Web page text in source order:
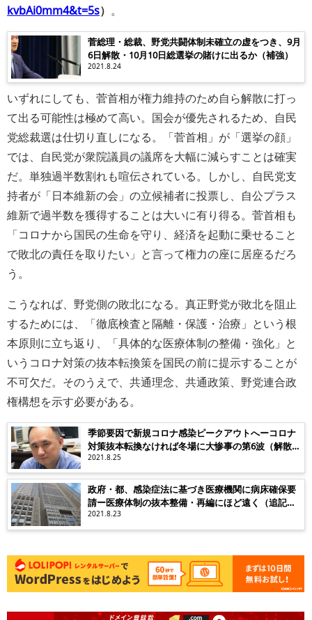
kvbAi0mm4&t=5s） 。
菅総理・総裁、野党共闘体制未確立の虚をつき、9月
6日解散・10月10日総選挙の賭けに出るか（補強）
2021.8.24
いずれにしても、菅首相が権力維持のため自ら解散に打っ
て出る可能性は極めて高い。国会が優先されるため、自民
党総裁選は仕切り直しになる。「菅首相」が「選挙の顔」
では、自民党が衆院議員の議席を大幅に減らすことは確実
だ。単独過半数割れも喧伝されている。しかし、自民党支
持者が「日本維新の会」の立候補者に投票し、自公プラス
維新で過半数を獲得することは大いに有り得る。菅首相も
「コロナから国民の生命を守り、経済を起動に乗せること
で敗北の責任を取りたい」と言って権力の座に居座るだろ
う。
こうなれば、野党側の敗北になる。真正野党が敗北を阻止
するためには、「徹底検査と隔離・保護・治療」という根
本原則に立ち返り、「具体的な医療体制の整備・強化」と
いうコロナ対策の抜本転換策を国民の前に提示することが
不可欠だ。そのうえで、共通理念、共通政策、野党連合政
権構想を示す必要がある。
季節要因で新規コロナ感染ピークアウトへーコロナ
対策抜本転換なければ冬場に大惨事の第6波（解散・
総選挙補強）
2021.8.25
政府・都、感染症法に基づき医療機関に病床確保要
請ー医療体制の抜本整備・再編にほど遠く（追記：
解散パラ閉幕直後か）
2021.8.23